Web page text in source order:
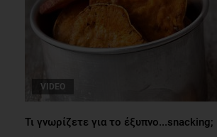
VIDEO
Τι γνωρίζετε για το έξυπνο...snacking;